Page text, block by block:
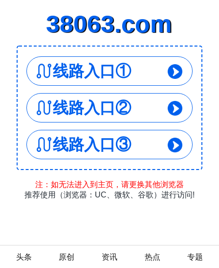
头条 原创 资讯 热点
专题